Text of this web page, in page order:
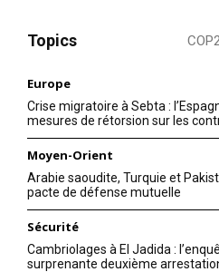
Topics
Europe
Crise migratoire à Sebta :
mesures de rétorsion sur les
Moyen-Orient
Arabie saoudite, Turquie et
pacte de défense mutuelle
Sécurité
Cambriolages à El Jadida :
surprenante deuxième